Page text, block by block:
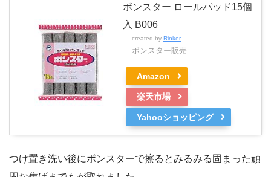
ボンスター ロールパッド15個
入 B006
created by Rinker
ボンスター販売
Amazon
楽天市場
Yahooショッピング
つけ置き洗い後にボンスターで擦るとみるみる固まった頑